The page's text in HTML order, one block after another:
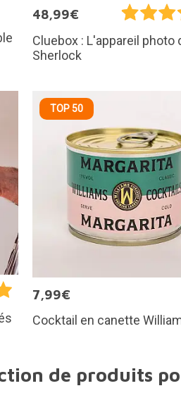
48,99€
Cluebox : L'appareil photo
Sherlock
TOP 50
7,99€
Cocktail en canette
de produits